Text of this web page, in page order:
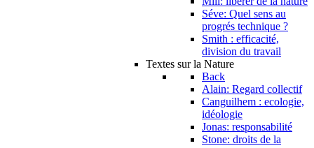
Séve: Quel sens au
progrés technique ?
Smith : efficacité,
division du travail
Textes sur la Nature
Back
Alain: Regard collectif
Canguilhem : ecologie,
idéologie
Jonas: responsabilité
Stone: droits de la